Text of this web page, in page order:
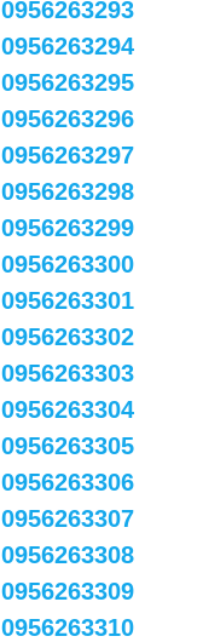
0956263293
0956263294
0956263295
0956263296
0956263297
0956263298
0956263299
0956263300
0956263301
0956263302
0956263303
0956263304
0956263305
0956263306
0956263307
0956263308
0956263309
0956263310